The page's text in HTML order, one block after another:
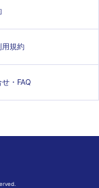
用規約
・FAQ